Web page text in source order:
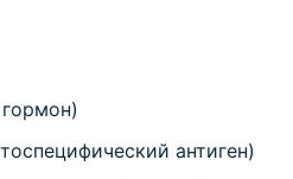
антиген)